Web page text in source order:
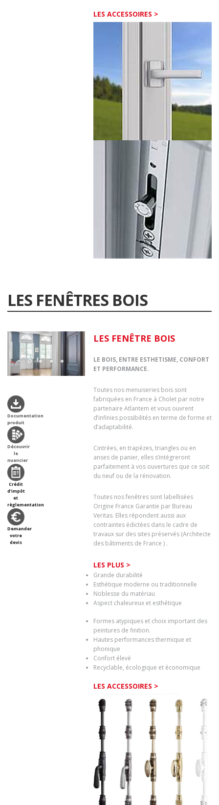
LES ACCESSOIRES >
LES FENÊTRES BOIS
Documentation
produit
Découvrir
le
nuancier
Crédit
d'impôt
et
règlementation
Demander
votre
devis
LES FENÊTRE BOIS
LE BOIS, ENTRE ESTHETISME, CONFORT
ET PERFORMANCE.
Toutes nos menuiseries bois sont
fabriquées en France à Cholet par notre
partenaire Atlantem et vous ouvrent
d’infinies possibilités en terme de forme et
d’adaptabilité.
Cintrées, en trapèzes, triangles ou en
anses de panier, elles s’intégreront
parfaitement à vos ouvertures que ce soit
du neuf ou de la rénovation.
Toutes nos fenêtres sont labellisées
Origine France Garantie par Bureau
Veritas. Elles répondent aussi aux
contraintes édictées dans le cadre de
travaux sur des sites préservés (Architecte
des bâtiments de France ) .
LES PLUS >
Grande durabilité
Esthétique moderne ou traditionnelle
Noblesse du matériau
Aspect chaleureux et esthétique
Formes atypiques et choix important des
peintures de finition.
Hautes performances thermique et
phonique
Confort élevé
Recyclable, écologique et économique
LES ACCESSOIRES >